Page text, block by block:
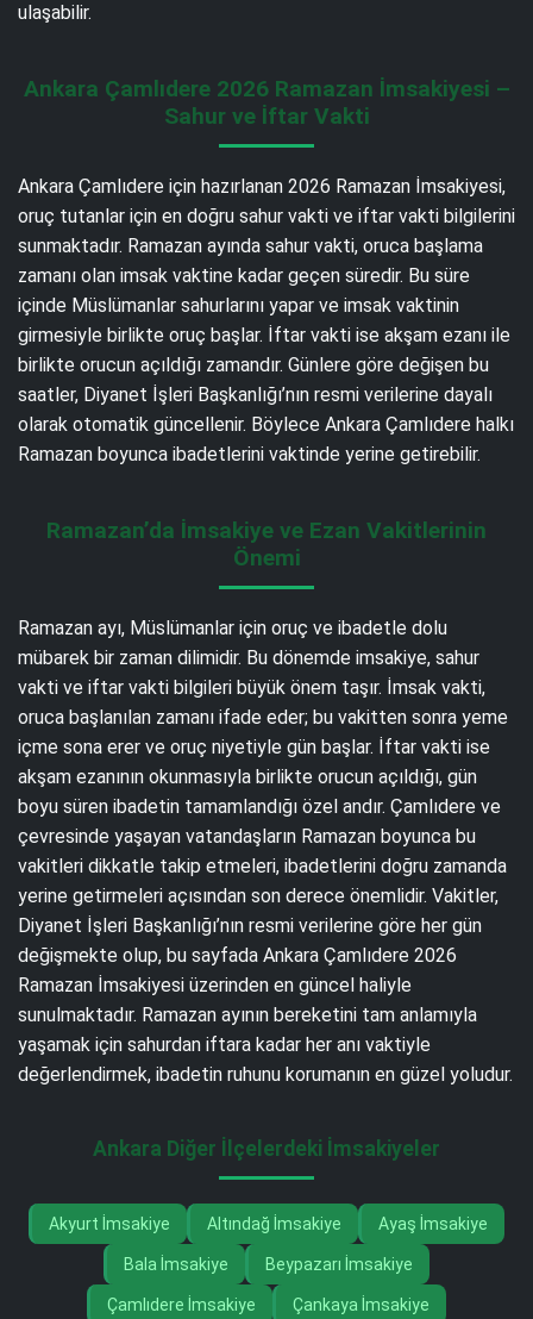
ulaşabilir.
Ankara Çamlıdere 2026 Ramazan İmsakiyesi –
Sahur ve İftar Vakti
Ankara Çamlıdere için hazırlanan 2026 Ramazan İmsakiyesi,
oruç tutanlar için en doğru sahur vakti ve iftar vakti bilgilerini
sunmaktadır. Ramazan ayında sahur vakti, oruca başlama
zamanı olan imsak vaktine kadar geçen süredir. Bu süre
içinde Müslümanlar sahurlarını yapar ve imsak vaktinin
girmesiyle birlikte oruç başlar. İftar vakti ise akşam ezanı ile
birlikte orucun açıldığı zamandır. Günlere göre değişen bu
saatler, Diyanet İşleri Başkanlığı’nın resmi verilerine dayalı
olarak otomatik güncellenir. Böylece Ankara Çamlıdere halkı
Ramazan boyunca ibadetlerini vaktinde yerine getirebilir.
Ramazan’da İmsakiye ve Ezan Vakitlerinin
Önemi
Ramazan ayı, Müslümanlar için oruç ve ibadetle dolu
mübarek bir zaman dilimidir. Bu dönemde imsakiye, sahur
vakti ve iftar vakti bilgileri büyük önem taşır. İmsak vakti,
oruca başlanılan zamanı ifade eder; bu vakitten sonra yeme
içme sona erer ve oruç niyetiyle gün başlar. İftar vakti ise
akşam ezanının okunmasıyla birlikte orucun açıldığı, gün
boyu süren ibadetin tamamlandığı özel andır. Çamlıdere ve
çevresinde yaşayan vatandaşların Ramazan boyunca bu
vakitleri dikkatle takip etmeleri, ibadetlerini doğru zamanda
yerine getirmeleri açısından son derece önemlidir. Vakitler,
Diyanet İşleri Başkanlığı’nın resmi verilerine göre her gün
değişmekte olup, bu sayfada Ankara Çamlıdere 2026
Ramazan İmsakiyesi üzerinden en güncel haliyle
sunulmaktadır. Ramazan ayının bereketini tam anlamıyla
yaşamak için sahurdan iftara kadar her anı vaktiyle
değerlendirmek, ibadetin ruhunu korumanın en güzel yoludur.
Ankara Diğer İlçelerdeki İmsakiyeler
Akyurt İmsakiye Altındağ İmsakiye Ayaş İmsakiye
Bala İmsakiye Beypazarı İmsakiye
Çamlıdere İmsakiye Çankaya İmsakiye